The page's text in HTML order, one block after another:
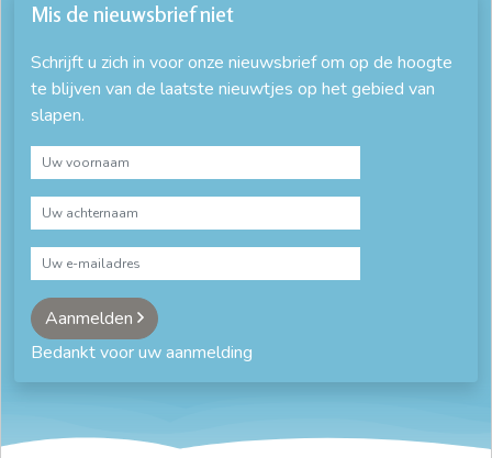
Mis de nieuwsbrief niet
Schrijft u zich in voor onze nieuwsbrief om op de hoogte
te blijven van de laatste nieuwtjes op het gebied van
slapen.
Aanmelden
Bedankt voor uw aanmelding